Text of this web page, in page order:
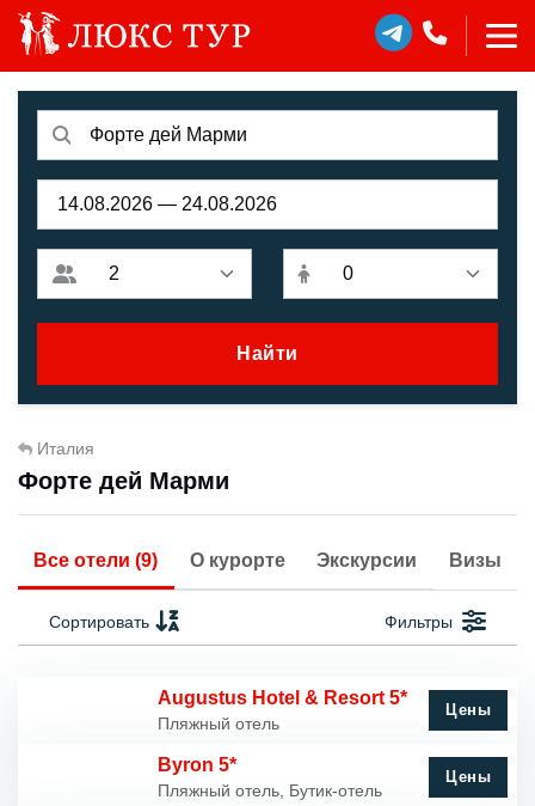
Найти
Италия
Форте дей Марми
Все отели (9) О курорте Экскурсии Визы
Сортировать Фильтры
Augustus Hotel & Resort 5*
Пляжный отель
Цены
Byron 5*
Пляжный отель, Бутик-отель
Цены